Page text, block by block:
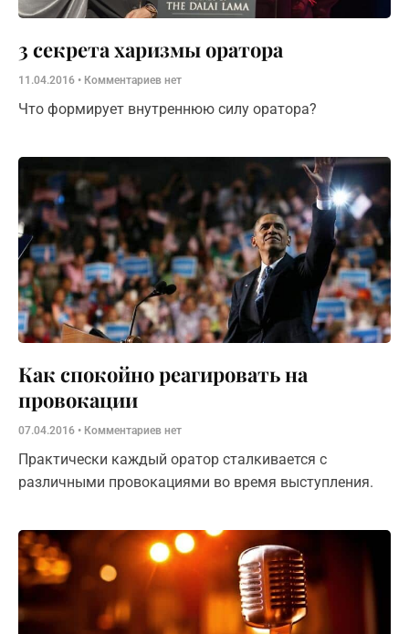
​3 секрета харизмы оратора
11.04.2016 Комментариев нет
Что формирует внутреннюю силу оратора?
Как спокойно реагировать на
провокации
07.04.2016 Комментариев нет
Практически каждый оратор сталкивается с
различными провокациями во время выступления.